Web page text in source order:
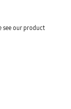
see our product